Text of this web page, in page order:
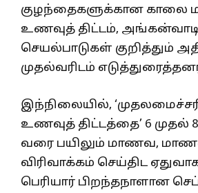
குழந்தைகளுக்கான காலை
உணவுத் திட்டம்,
செயல்பாடுகள் குறித்தும்
முதல்வரிடம்
இந்நிலையில்,
உணவுத் திட்டத்தை’ 6 முதல்
வரை பயிலும் மாணவ,
விரிவாக்கம் செய்திட
பெரியார் பிறந்தநாளான